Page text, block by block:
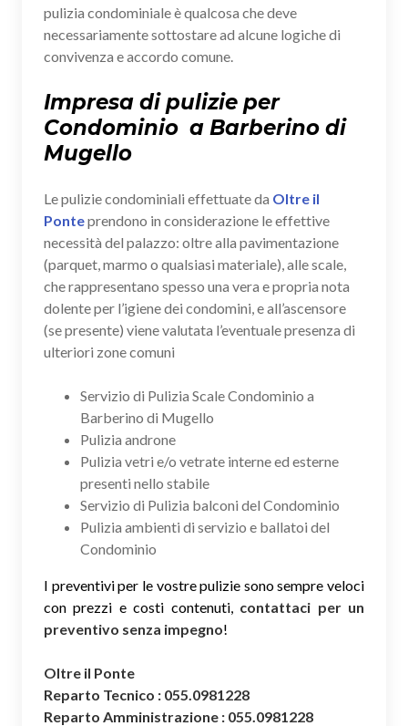
pulizia condominiale è qualcosa che deve
necessariamente sottostare ad alcune logiche di
convivenza e accordo comune.
Impresa di pulizie per
Condominio a Barberino di
Mugello
Le pulizie condominiali effettuate da Oltre il
Ponteprendono in considerazione le effettive
necessità del palazzo: oltre alla pavimentazione
(parquet, marmo o qualsiasi materiale), alle scale,
che rappresentano spesso una vera e propria nota
dolente per l’igiene dei condomini, e all’ascensore
(se presente) viene valutata l’eventuale presenza di
ulteriori zone comuni
Servizio di Pulizia Scale Condominio a
Barberino di Mugello
Pulizia androne
Pulizia vetri e/o vetrate interne ed esterne
presenti nello stabile
Servizio di Pulizia balconi del Condominio
Pulizia ambienti di servizio e ballatoi del
Condominio
I preventivi per le vostre pulizie sono sempre veloci
con prezzi e costi contenuti, contattaci per un
preventivo senza impegno!
Oltre il Ponte
Reparto Tecnico : 055.0981228
Reparto Amministrazione : 055.0981228